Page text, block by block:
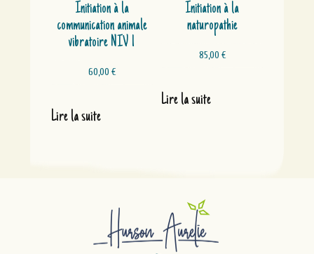
Initiation à la
communication animale
vibratoire NIV 1
60,00 €
Lire la suite
Initiation à la
naturopathie
85,00 €
Lire la suite